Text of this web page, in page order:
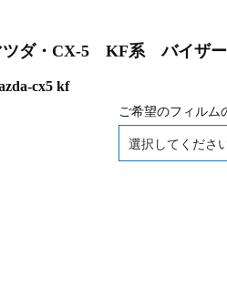
ツダ・CX-5 KF系 バイザ
cx5 kf
ご希望のフィルム